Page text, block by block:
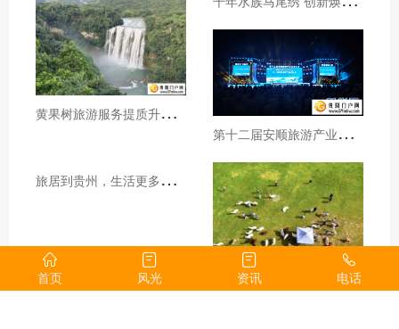
随便看看
贵阳荣获十大“大美之城”“舒适之城”的背后
乌当区明确2024年治房工作的六大重点
揭秘贵阳贵安粮油作物增产增效“良方”
贵州首条自动驾驶移动空间体验线完成城市道路多场景实测
观山湖区现代服务业实现能级跃升！
贵阳大数据科创城：现代化新城跃然眼前
贵阳与八大城市签约 推进政务服务“跨省通办”
贵阳获CMA资质的检验检测机构数量位居全省第一的背后
首页 风光 资讯 电话